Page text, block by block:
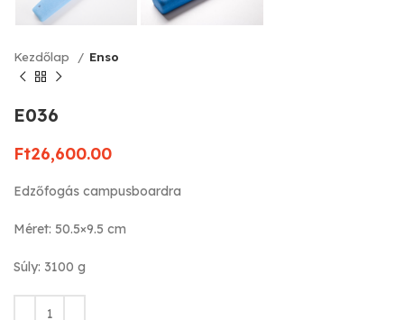
Kezdőlap Enso
E036
Ft26,600.00
Edzőfogás campusboardra
Méret: 50.5×9.5 cm
Súly: 3100 g